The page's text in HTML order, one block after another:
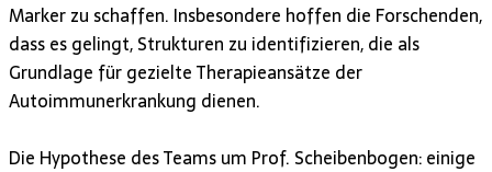
Marker zu schaffen. Insbesondere hoffen die Forschenden,
dass es gelingt, Strukturen zu identifizieren, die als
Grundlage für gezielte Therapieansätze der
Autoimmunerkrankung dienen.
Die Hypothese des Teams um Prof. Scheibenbogen: einige